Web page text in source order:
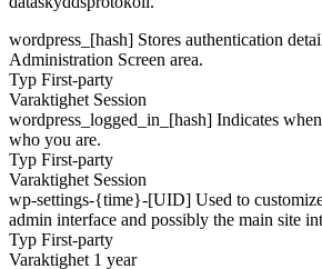
wordpress_[hash] Stores authentication
Administration Screen area.
Typ First-party
Varaktighet Session
wordpress_logged_in_[hash] Indicates
who you are.
Typ First-party
Varaktighet Session
wp-settings-{time}-[UID] Used to
admin interface and possibly the main site
Typ First-party
Varaktighet 1 year